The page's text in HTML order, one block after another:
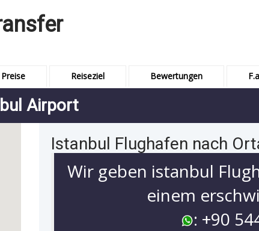
Preise Reiseziel Bewertungen
Airport
Istanbul Flughafen nach
Wir geben istanbul
einem
: +90